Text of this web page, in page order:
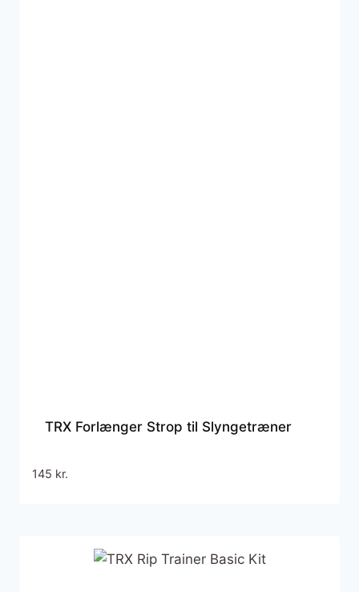
TRX Forlænger Strop til Slyngetræner
145 kr.